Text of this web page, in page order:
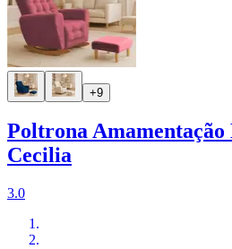
+9
Poltrona Amamentação
Cecilia
3.0